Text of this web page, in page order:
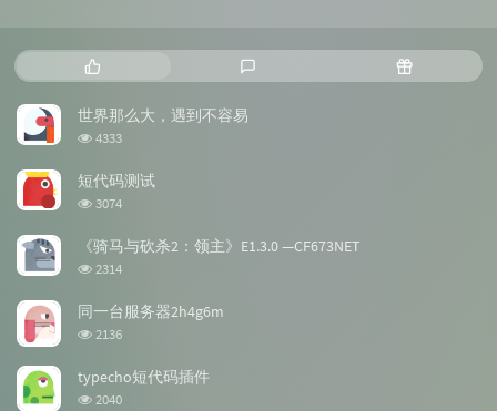
热
门
文
章
新
随
机
世界那么大，遇到不容易
浏
次
数:
4333
短代码测试
浏
次
数:
3074
《骑马与砍杀2：领主》E1.3.0 —CF673NET
浏
次
数:
2314
同一台服务器2h4g6m
浏
次
数:
2136
typecho短代码插件
浏
2040